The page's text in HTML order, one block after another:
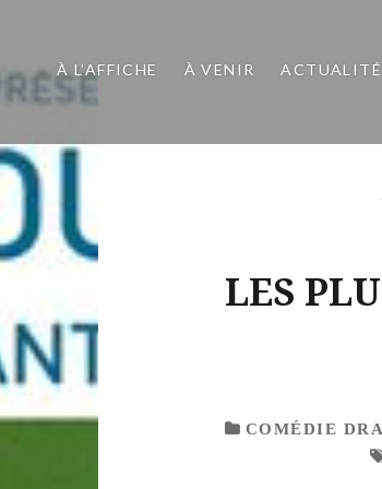
À L’AFFICHE À VENIR
LES
COMÉDIE